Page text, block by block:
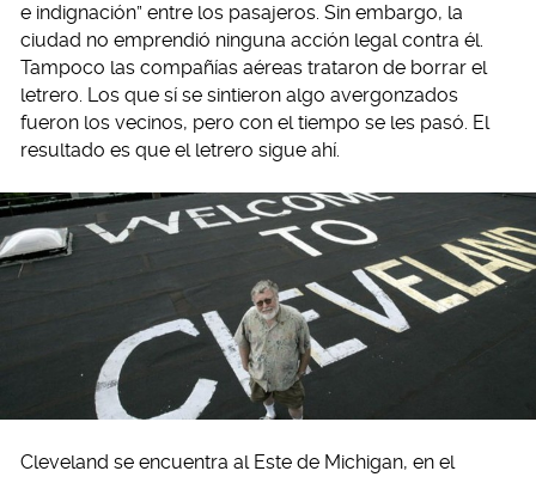
e indignación” entre los pasajeros. Sin embargo, la
ciudad no emprendió ninguna acción legal contra él.
Tampoco las compañías aéreas trataron de borrar el
letrero. Los que sí se sintieron algo avergonzados
fueron los vecinos, pero con el tiempo se les pasó. El
resultado es que el letrero sigue ahí.
Cleveland se encuentra al Este de Michigan, en el